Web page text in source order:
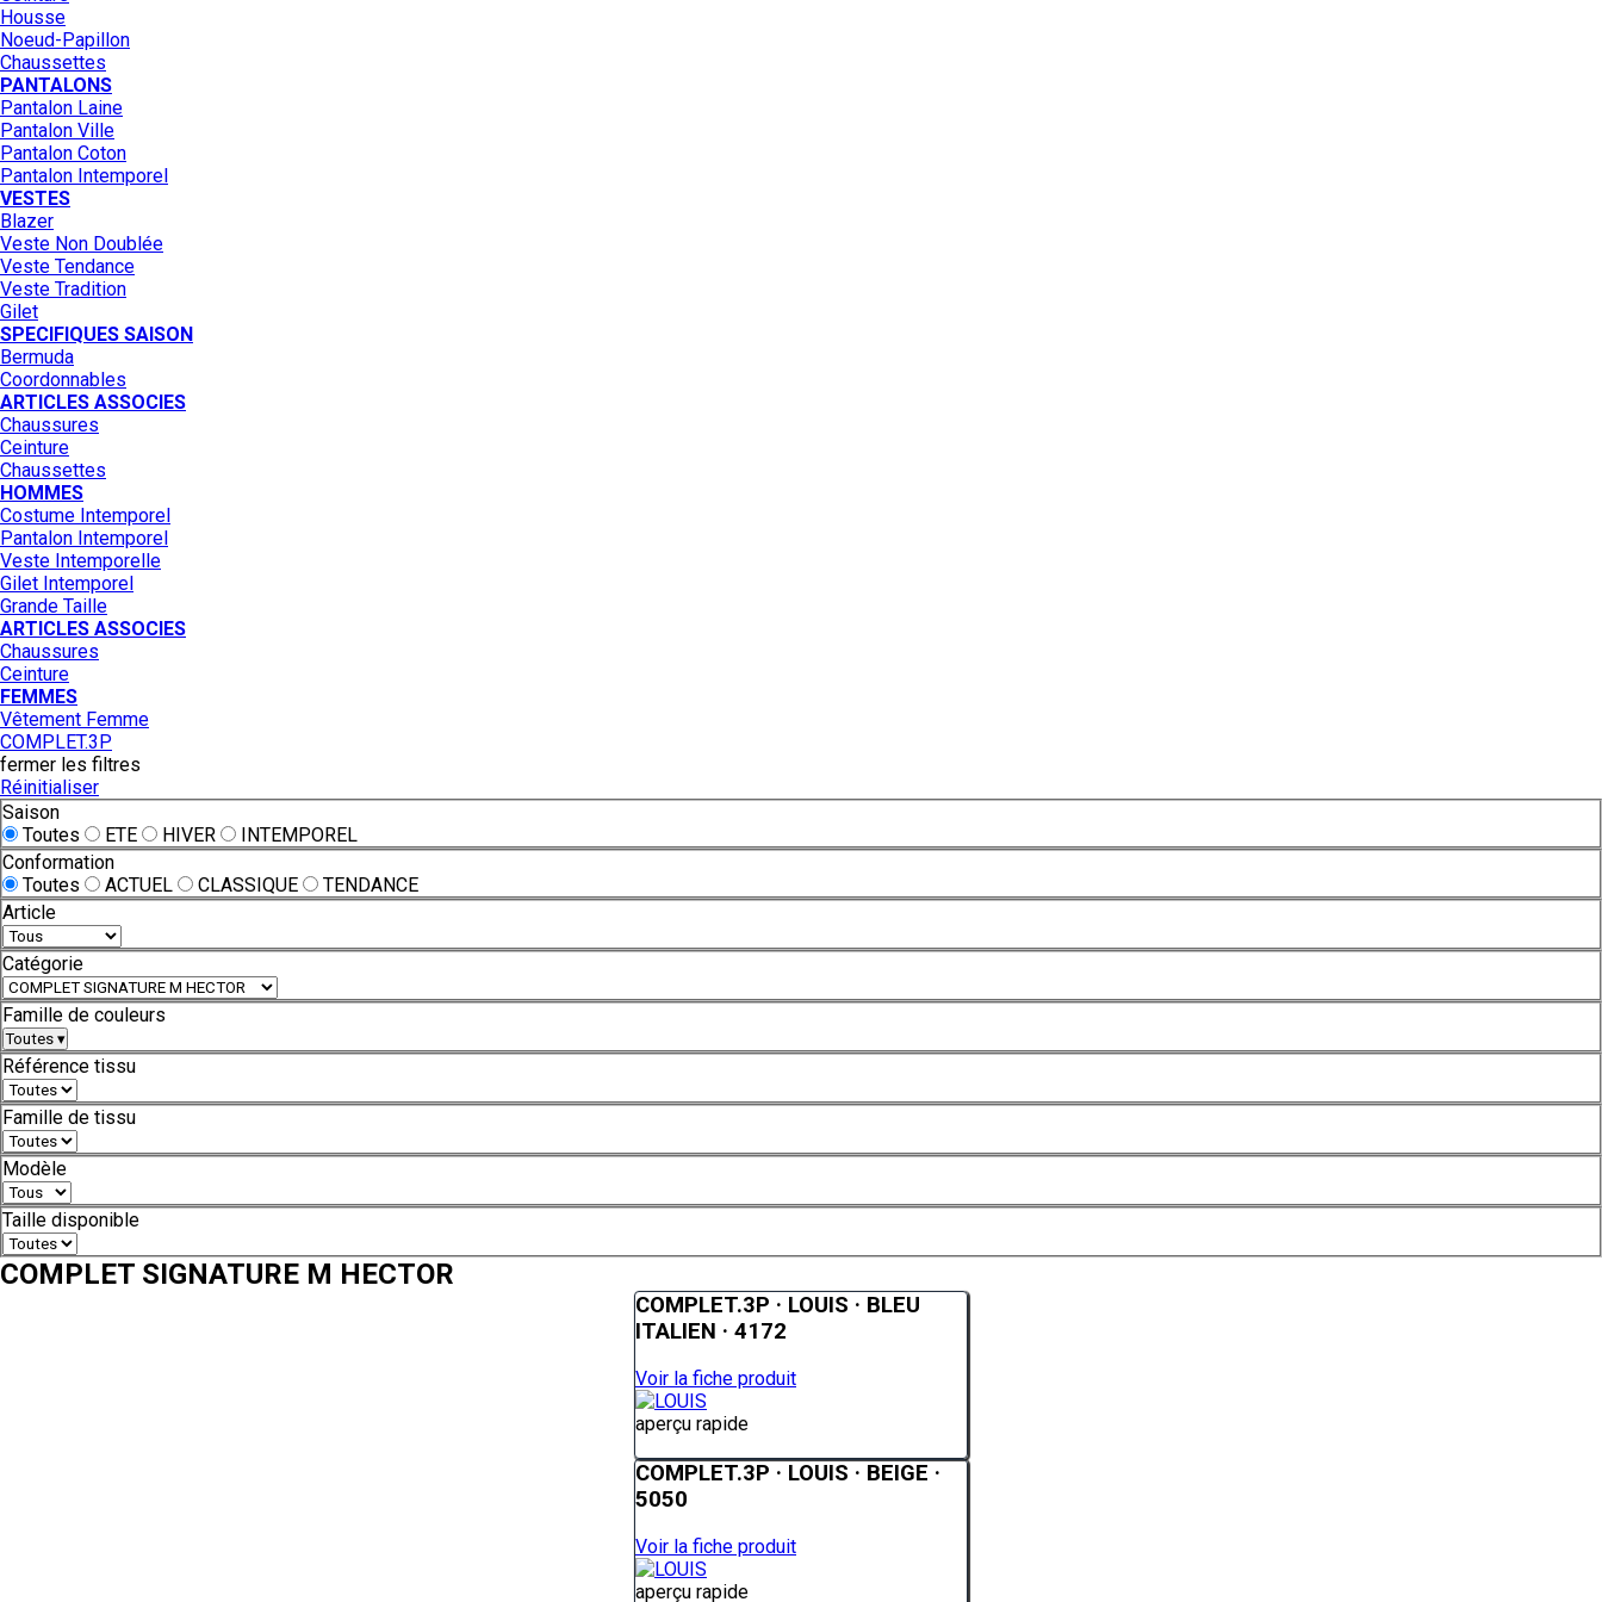
Housse
Noeud-Papillon
Chaussettes
PANTALONS
Pantalon Laine
Pantalon Ville
Pantalon Coton
Pantalon Intemporel
VESTES
Blazer
Veste Non Doublée
Veste Tendance
Veste Tradition
Gilet
SPECIFIQUES SAISON
Bermuda
Coordonnables
ARTICLES ASSOCIES
Chaussures
Ceinture
Chaussettes
HOMMES
Costume Intemporel
Pantalon Intemporel
Veste Intemporelle
Gilet Intemporel
Grande Taille
ARTICLES ASSOCIES
Chaussures
Ceinture
FEMMES
Vêtement Femme
COMPLET.3P
fermer les filtres
Réinitialiser
Saison
Toutes
ETE HIVER
INTEMPOREL
Conformation
Toutes
ACTUEL CLASSIQUE
TENDANCE
Article
Catégorie
Famille de couleurs
Toutes ▾
Référence tissu
Famille de tissu
Modèle
Taille disponible
COMPLET SIGNATURE M HECTOR
COMPLET.3P · LOUIS · BLEU
ITALIEN · 4172
Voir la fiche produit
aperçu rapide
COMPLET.3P · LOUIS · BEIGE ·
5050
Voir la fiche produit
aperçu rapide